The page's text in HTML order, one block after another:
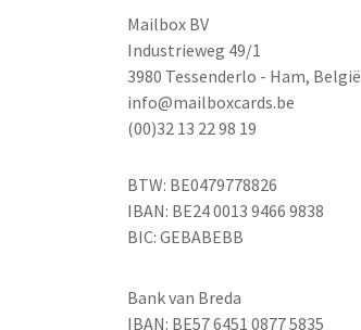
Mailbox BV
Industrieweg 49/1
3980 Tessenderlo - Ham, België
info@mailboxcards.be
(00)32 13 22 98 19
BTW: BE0479778826
IBAN: BE24 0013 9466 9838
BIC: GEBABEBB
Bank van Breda
IBAN: BE57 6451 0877 5835